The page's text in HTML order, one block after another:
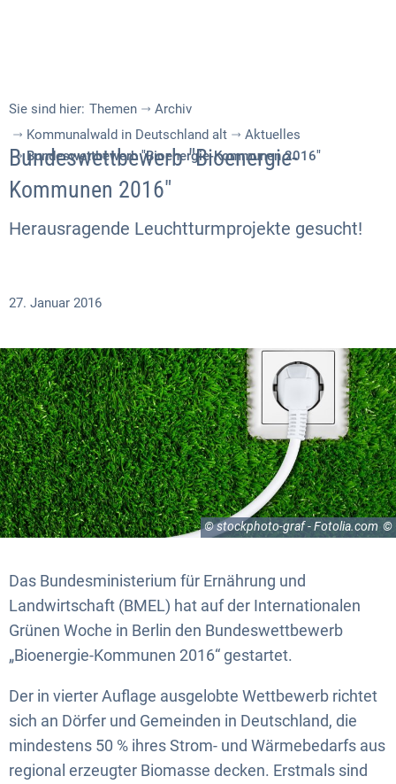
Sie sind hier: Themen
Archiv
Kommunalwald in Deutschland alt
Aktuelles
Bundeswettbewerb "Bioenergie-Kommunen 2016"
Bundeswettbewerb "Bioenergie-
Kommunen 2016"
Herausragende Leuchtturmprojekte gesucht!
27. Januar 2016
© stockphoto-graf - Fotolia.com
Das Bundesministerium für Ernährung und
Landwirtschaft (BMEL) hat auf der Internationalen
Grünen Woche in Berlin den Bundeswettbewerb
„Bioenergie-Kommunen 2016“ gestartet.
Der in vierter Auflage ausgelobte Wettbewerb richtet
sich an Dörfer und Gemeinden in Deutschland, die
mindestens 50 % ihres Strom- und Wärmebedarfs aus
regional erzeugter Biomasse decken. Erstmals sind